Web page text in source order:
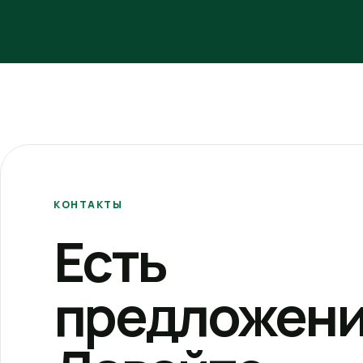
КОНТАКТЫ
Есть